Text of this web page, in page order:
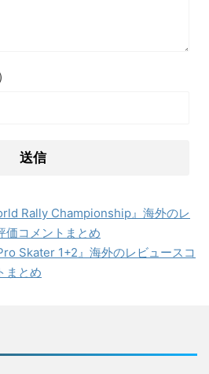
Rally Championship』海外のレ
価コメントまとめ
Skater 1+2』海外のレビュースコ
まとめ